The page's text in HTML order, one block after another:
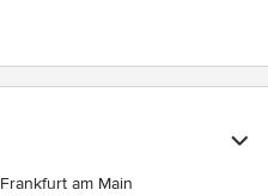
Frankfurt am Main